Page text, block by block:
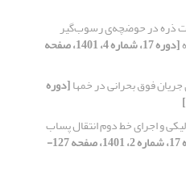
ذره در حوضچه‌ی رسوب‌گیر
[دوره 17، شماره 4، 1401، صفحه
فوق بحرانی در خم‏ها[دوره
و اجرای خط دوم انتقال پساب
[دوره 17، شماره 2، 1401، صفحه 127-